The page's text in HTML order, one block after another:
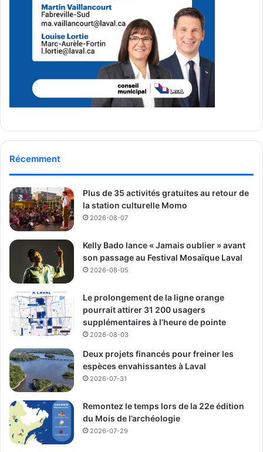
service de vélopartage depuis le 1ᵉʳ janvier 2020. Les
démarches s’effectuent via le portail citoyenMon dossier
(Source : Communiqué de la Ville de Laval, 15 avril 2025)
Média Laval
De Cotis, conseiller municipal de Saint-Bruno
Récemment
Plus de 35 activités gratuites au retour de
la station culturelle Momo
2026-08-07
Kelly Bado lance « Jamais oublier » avant
son passage au Festival Mosaïque Laval
2026-08-05
Le prolongement de la ligne orange
pourrait attirer 31 200 usagers
supplémentaires à l’heure de pointe
2026-08-03
Deux projets financés pour freiner les
espèces envahissantes à Laval
2026-07-31
Remontez le temps lors de la 22e édition
du Mois de l’archéologie
2026-07-29